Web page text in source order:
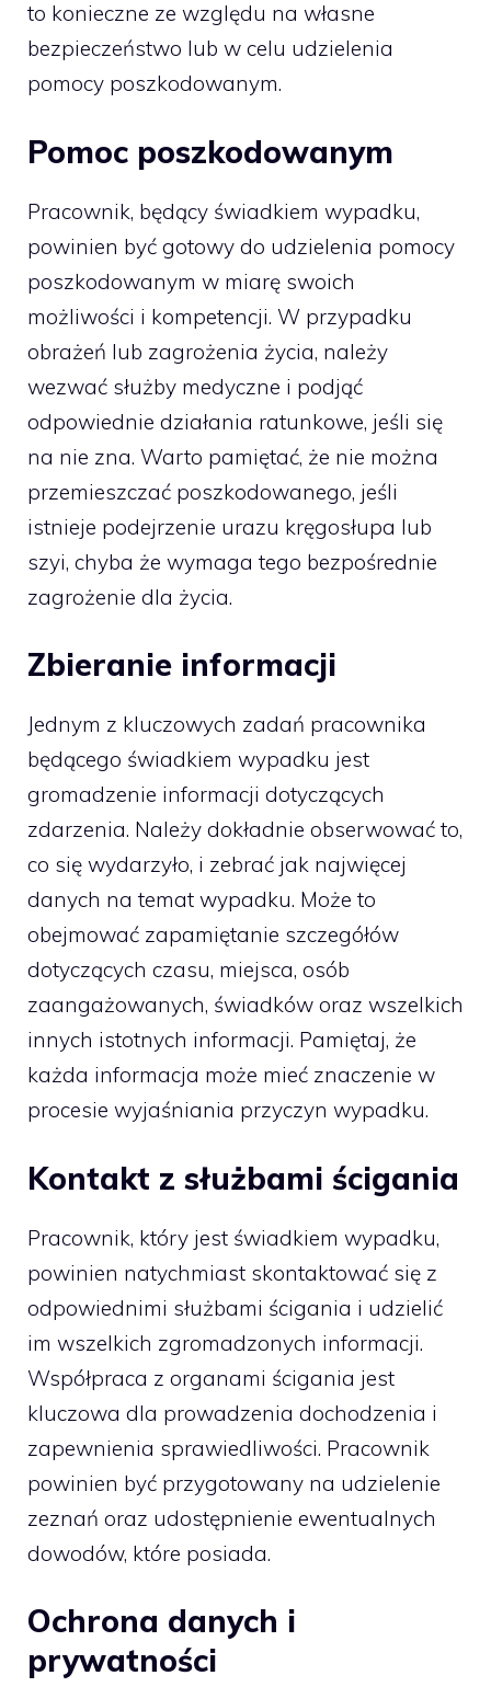
to konieczne ze względu na własne
bezpieczeństwo lub w celu udzielenia
pomocy poszkodowanym.
Pomoc poszkodowanym
Pracownik, będący świadkiem wypadku,
powinien być gotowy do udzielenia pomocy
poszkodowanym w miarę swoich
możliwości i kompetencji. W przypadku
obrażeń lub zagrożenia życia, należy
wezwać służby medyczne i podjąć
odpowiednie działania ratunkowe, jeśli się
na nie zna. Warto pamiętać, że nie można
przemieszczać poszkodowanego, jeśli
istnieje podejrzenie urazu kręgosłupa lub
szyi, chyba że wymaga tego bezpośrednie
zagrożenie dla życia.
Zbieranie informacji
Jednym z kluczowych zadań pracownika
będącego świadkiem wypadku jest
gromadzenie informacji dotyczących
zdarzenia. Należy dokładnie obserwować to,
co się wydarzyło, i zebrać jak najwięcej
danych na temat wypadku. Może to
obejmować zapamiętanie szczegółów
dotyczących czasu, miejsca, osób
zaangażowanych, świadków oraz wszelkich
innych istotnych informacji. Pamiętaj, że
każda informacja może mieć znaczenie w
procesie wyjaśniania przyczyn wypadku.
Kontakt z służbami ścigania
Pracownik, który jest świadkiem wypadku,
powinien natychmiast skontaktować się z
odpowiednimi służbami ścigania i udzielić
im wszelkich zgromadzonych informacji.
Współpraca z organami ścigania jest
kluczowa dla prowadzenia dochodzenia i
zapewnienia sprawiedliwości. Pracownik
powinien być przygotowany na udzielenie
zeznań oraz udostępnienie ewentualnych
dowodów, które posiada.
Ochrona danych i
prywatności